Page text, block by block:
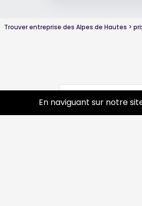
Trouver entreprise des Alpes de Hautes
Conseils sur
En naviguant sur notre